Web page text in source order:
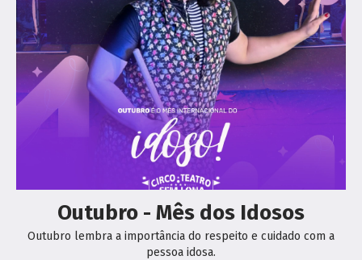
Outubro - Mês dos Idosos
Outubro lembra a importância do respeito e cuidado com a
pessoa idosa.